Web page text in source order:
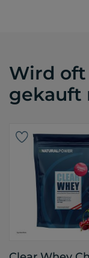
Wird oft
gekauft